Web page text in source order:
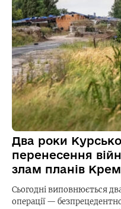
Два роки
перенесення
злам планів
Сьогодні виповнюється
операції —